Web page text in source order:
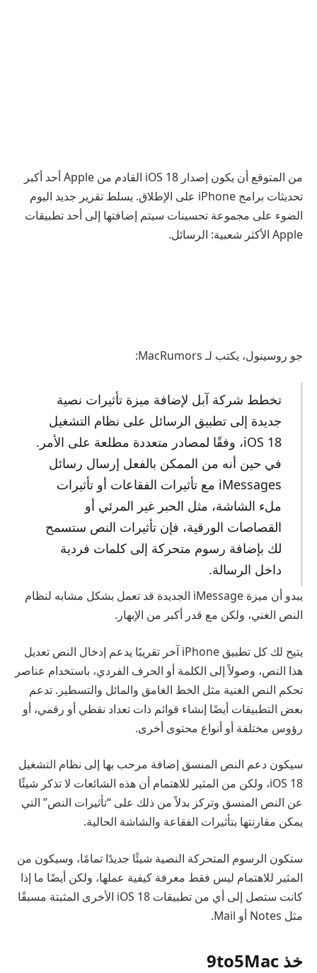
من المتوقع أن يكون إصدار iOS 18 القادم من Apple أحد أكبر
تحديثات برامج iPhone على الإطلاق. يسلط تقرير جديد اليوم
الضوء على مجموعة تحسينات سيتم إضافتها إلى أحد تطبيقات
Apple الأكثر شعبية: الرسائل.
جو روسينول، يكتب لـ MacRumors:
تخطط شركة آبل لإضافة ميزة تأثيرات نصية
جديدة إلى تطبيق الرسائل على نظام التشغيل
iOS 18، وفقًا لمصادر متعددة مطلعة على الأمر.
في حين أنه من الممكن بالفعل إرسال رسائل
iMessages مع تأثيرات الفقاعات أو تأثيرات
ملء الشاشة، مثل الحبر غير المرئي أو
القصاصات الورقية، فإن تأثيرات النص ستسمح
لك بإضافة رسوم متحركة إلى كلمات فردية
داخل الرسالة.
يبدو أن ميزة iMessage الجديدة قد تعمل بشكل مشابه لنظام
النص الغني، ولكن مع قدر أكبر من الإبهار.
يتيح لك كل تطبيق iPhone آخر تقريبًا يدعم إدخال النص تعديل
هذا النص، وصولاً إلى الكلمة أو الحرف الفردي، باستخدام عناصر
تحكم النص الغنية مثل الخط الغامق والمائل والتسطير. تدعم
بعض التطبيقات أيضًا إنشاء قوائم ذات تعداد نقطي أو رقمي، أو
رؤوس مختلفة أو أنواع محتوى أخرى.
سيكون دعم النص المنسق إضافة مرحب بها إلى نظام التشغيل
iOS 18، ولكن من المثير للاهتمام أن هذه الشائعات لا تذكر شيئًا
عن النص المنسق وتركز بدلاً من ذلك على “تأثيرات النص” التي
يمكن مقارنتها بتأثيرات الفقاعة والشاشة الحالية.
ستكون الرسوم المتحركة النصية شيئًا جديدًا تمامًا، وسيكون من
المثير للاهتمام ليس فقط معرفة كيفية عملها، ولكن أيضًا ما إذا
كانت ستصل إلى أي من تطبيقات iOS 18 الأخرى المثبتة مسبقًا
مثل Notes أو Mail.
خذ 9to5Mac